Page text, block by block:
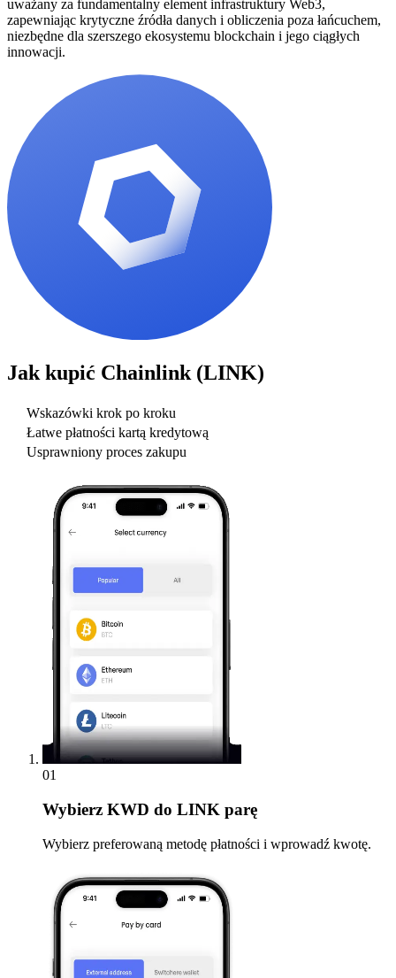
uważany za fundamentalny element infrastruktury Web3,
zapewniając krytyczne źródła danych i obliczenia poza łańcuchem,
niezbędne dla szerszego ekosystemu blockchain i jego ciągłych
innowacji.
Jak kupić Chainlink (LINK)
Wskazówki krok po kroku
Łatwe płatności kartą kredytową
Usprawniony proces zakupu
01
Wybierz KWD do LINK parę
Wybierz preferowaną metodę płatności i wprowadź kwotę.